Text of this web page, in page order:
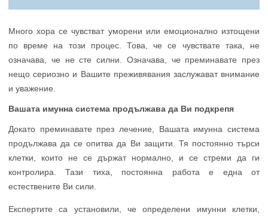
Много хора се чувстват уморени или емоционално изтощени
по време на този процес. Това, че се чувствате така, не
означава, че не сте силни. Означава, че преминавате през
нещо сериозно и Вашите преживявания заслужават внимание
и уважение.
Вашата имунна система продължава да Ви подкрепя
Докато преминавате през лечение, Вашата имунна система
продължава да се опитва да Ви защити. Тя постоянно търси
клетки, които не се държат нормално, и се стреми да ги
контролира. Тази тиха, постоянна работа е една от
естествените Ви сили.
Експертите са установили, че определени имунни клетки,